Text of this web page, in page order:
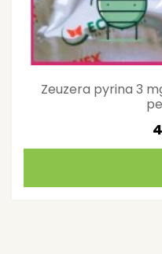
Zeuzera pyrina 3